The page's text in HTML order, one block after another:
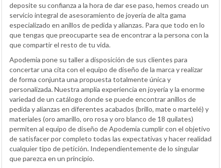
deposite su confianza a la hora de dar ese paso, hemos creado un
servicio integral de asesoramiento de joyería de alta gama
especializado en anillos de pedida y alianzas. Para que todo en lo
que tengas que preocuparte sea de encontrar a la persona con la
que compartir el resto de tu vida.
Apodemia pone su taller a disposición de sus clientes para
concertar una cita con el equipo de diseño de la marca y realizar
de forma conjunta una propuesta totalmente única y
personalizada. Nuestra amplia experiencia en joyería y la enorme
variedad de un catálogo donde se puede encontrar anillos de
pedida y alianzas en diferentes acabados (brillo, mate o martelé) y
materiales (oro amarillo, oro rosa y oro blanco de 18 quilates)
permiten al equipo de diseño de Apodemia cumplir con el objetivo
de satisfacer por completo todas las expectativas y hacer realidad
cualquier tipo de petición. Independientemente de lo singular
que parezca en un principio.